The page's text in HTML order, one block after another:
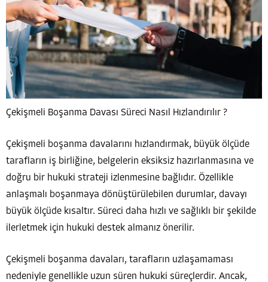
Çekişmeli Boşanma Davası Süreci Nasıl Hızlandırılır ?
Çekişmeli boşanma davalarını hızlandırmak, büyük ölçüde
tarafların iş birliğine, belgelerin eksiksiz hazırlanmasına ve
doğru bir hukuki strateji izlenmesine bağlıdır. Özellikle
anlaşmalı boşanmaya dönüştürülebilen durumlar, davayı
büyük ölçüde kısaltır. Süreci daha hızlı ve sağlıklı bir şekilde
ilerletmek için hukuki destek almanız önerilir.
Çekişmeli boşanma davaları, tarafların uzlaşamaması
nedeniyle genellikle uzun süren hukuki süreçlerdir. Ancak,